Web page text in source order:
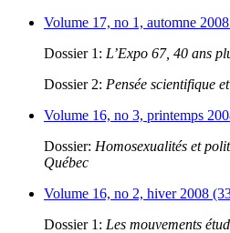
Volume 17, no 1, automne
Dossier 1: L’Expo 67, 40 ans
Dossier 2: Pensée scientifique
Volume 16, no 3, printemps
Dossier: Homosexualités et
Québec
Volume 16, no 2, hiver 2008
Dossier 1: Les mouvements